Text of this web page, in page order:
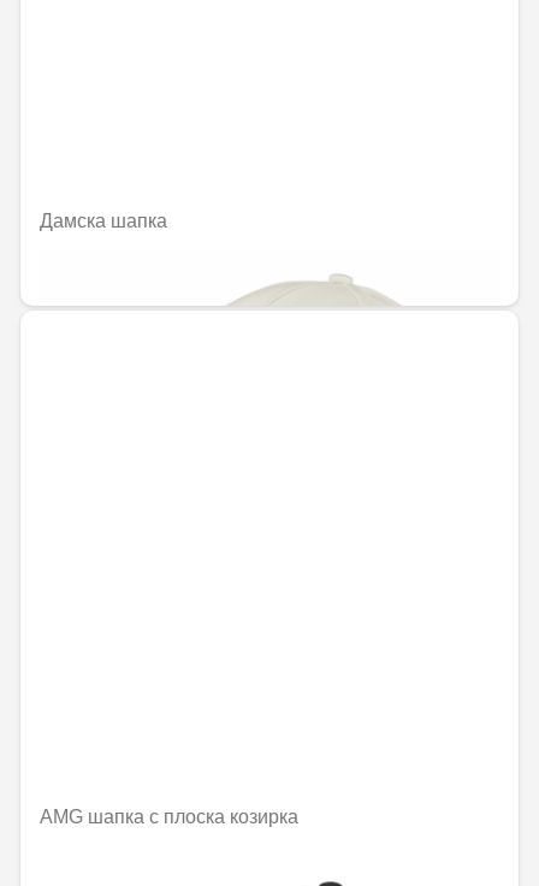
Дамска шапка
AMG шапка с плоска козирка